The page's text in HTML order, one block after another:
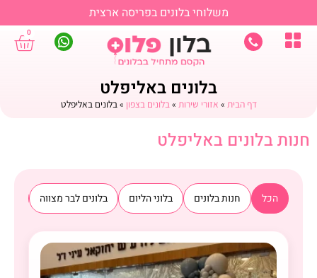
משלוחי בלונים בפריסה ארצית
0
בלונים באליפלט
דף הבית » אזורי שירות »בלונים בצפון »בלונים באליפלט
חנות בלונים באליפלט
הכל חנות בלונים בלוני הליום בלונים לבר מצווה